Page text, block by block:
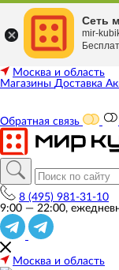
Москва и область
Магазины Доставка
Обратная связь
8 (495) 981-31-10
9:00 — 22:00,
Москва и область
Сеть
mir-